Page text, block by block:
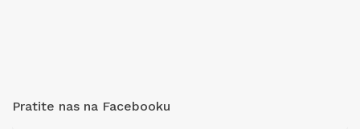
Pratite nas na Facebooku